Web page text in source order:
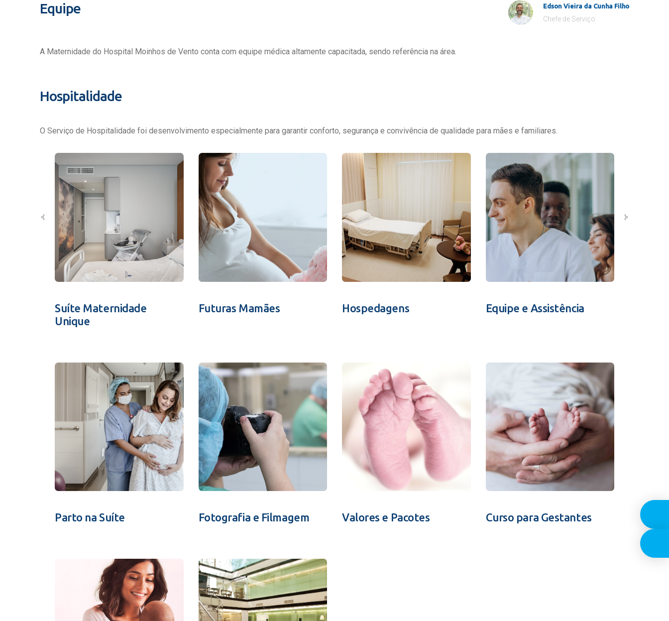
Equipe Edson Vieira da Cunha Filho
Chefe de Serviço
A Maternidade do Hospital Moinhos de Vento conta com equipe médica altamente capacitada, sendo referência na área.
Hospitalidade
O Serviço de Hospitalidade foi desenvolvimento especialmente para garantir conforto, segurança e convivência de qualidade para mães e familiares.
Suíte Maternidade
Unique
Futuras Mamães Hospedagens Equipe e Assistência
Parto na Suíte Fotografia e Filmagem Valores e Pacotes Curso para Gestantes